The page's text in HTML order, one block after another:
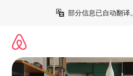
部分信息已自动翻译。